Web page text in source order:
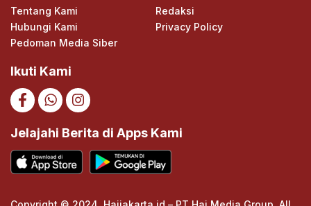
Tentang Kami
Redaksi
Hubungi Kami
Privacy Policy
Pedoman Media Siber
Ikuti Kami
Jelajahi Berita di Apps Kami